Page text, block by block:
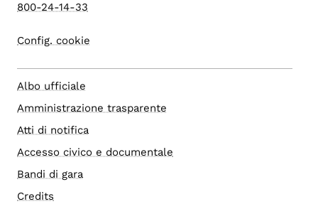
800-24-14-33
Config. cookie
Albo ufficiale
Amministrazione trasparente
Atti di notifica
Accesso civico e documentale
Bandi di gara
Credits